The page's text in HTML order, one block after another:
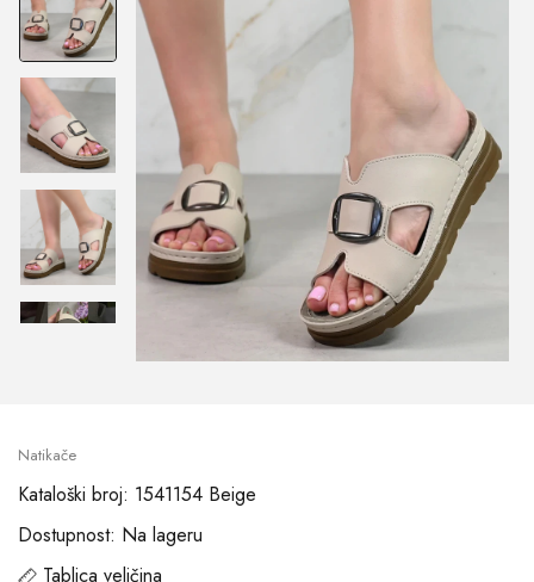
Natikače
Kataloški broj: 1541154 Beige
Dostupnost: Na lageru
Tablica veličina